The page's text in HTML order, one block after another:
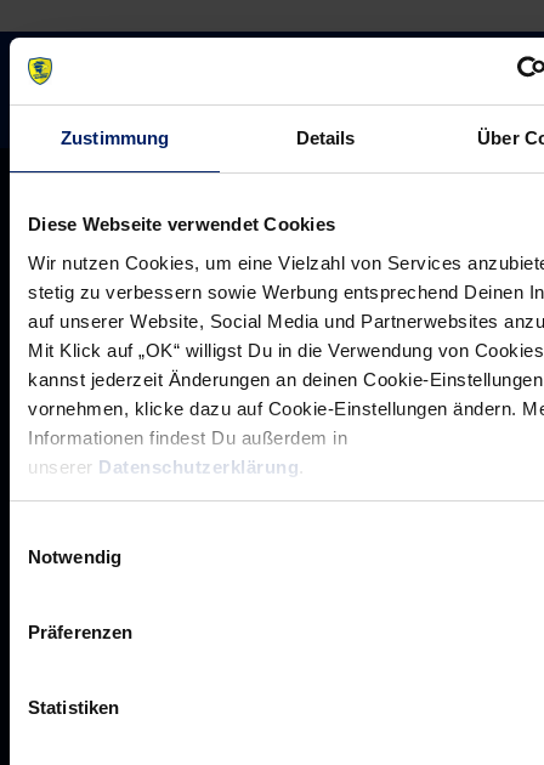
Zustimmung Details Über
Diese Webseite verwendet Cookies
Wir nutzen Cookies, um eine Vielzahl von Services
stetig zu verbessern sowie Werbung entsprechend Deinen
auf unserer Website, Social Media und Partnerwebsites
Mit Klick auf „OK“ willigst Du in die Verwendung von
kannst jederzeit Änderungen an deinen Cookie-Einstellungen
vornehmen, klicke dazu auf Cookie-Einstellungen ändern.
Informationen findest Du außerdem in
unserer Datenschutzerklärung.
Notwendig
Präferenzen
Statistiken
Rhein-Neckar Löwen GmbH